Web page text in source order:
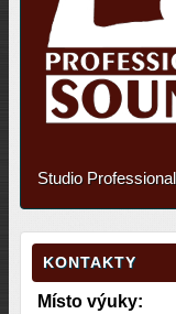
Studio
KONTAKTY
Místo výuky: